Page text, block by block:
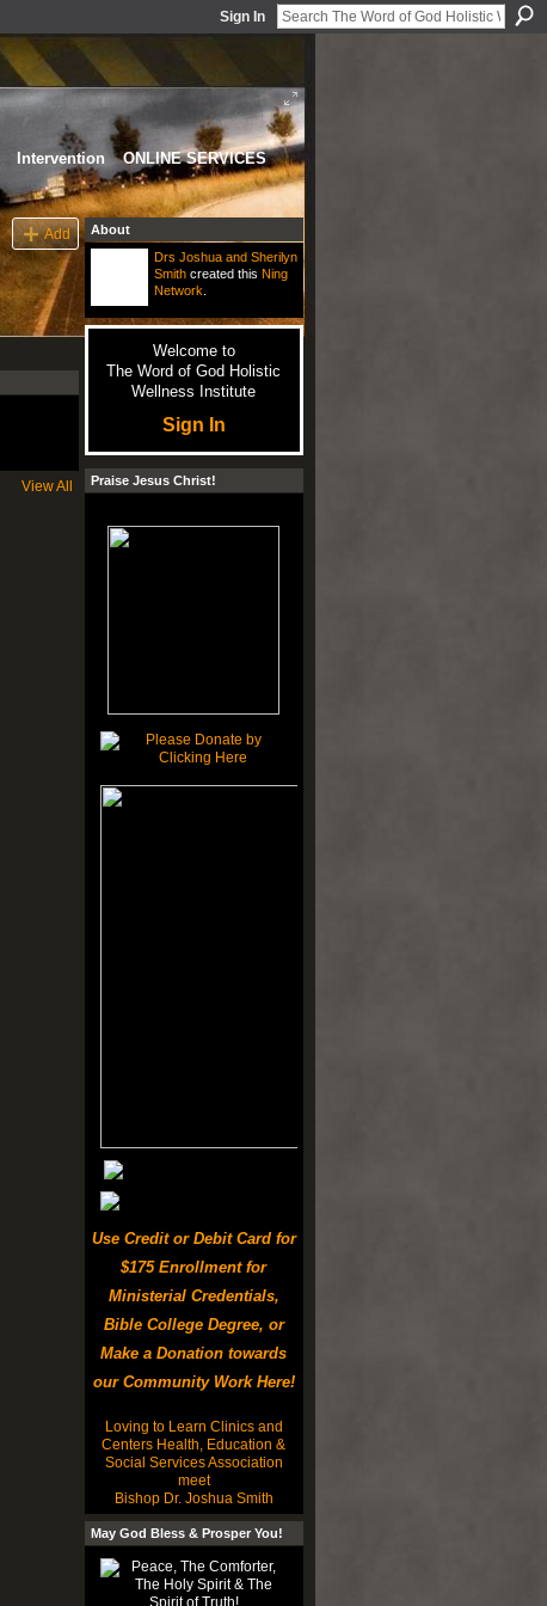
Sign In
Intervention
ONLINE SERVICES
Add
View All
About
Drs Joshua and Sherilyn
Smithcreated this Ning
Network
Welcome to
The Word of God Holistic
Wellness Institute
Sign In
Praise Jesus Christ!
Use Credit or Debit Card for
$175 Enrollment for
Ministerial Credentials,
Bible College Degree, or
Make a Donation towards
our Community Work Here!
Loving to Learn Clinics and
Centers Health, Education &
Social Services Association
meet
Bishop Dr. Joshua Smith
May God Bless & Prosper You!